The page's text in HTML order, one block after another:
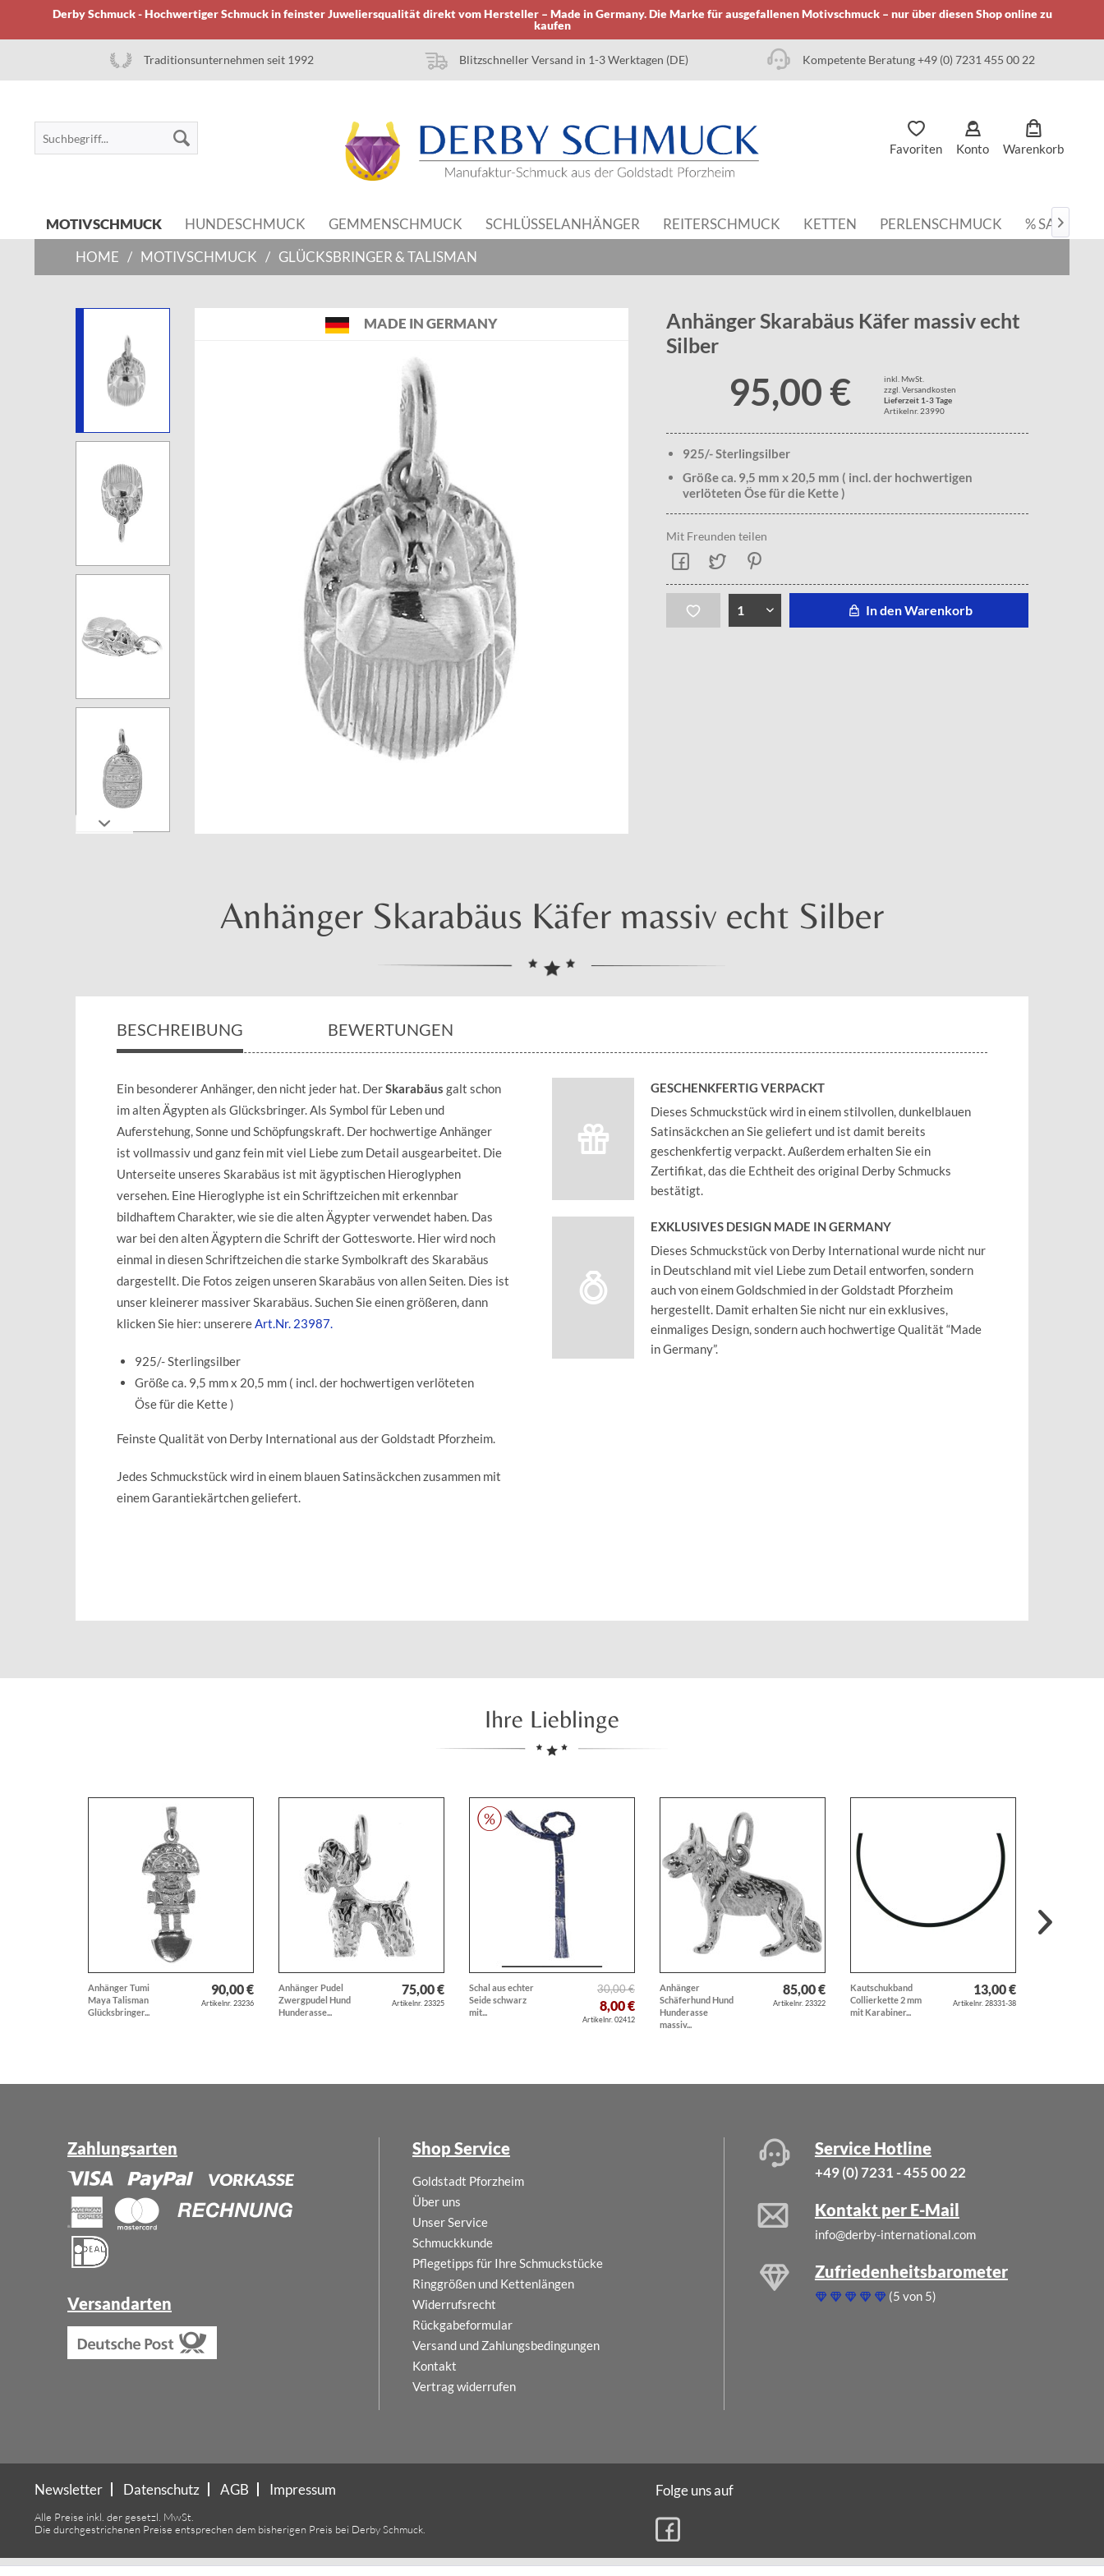
Derby Schmuck - Hochwertiger Schmuck in feinster Juweliersqualität direkt vom Hersteller – Made in Germany. Die Marke für ausgefallenen Motivschmuck – nur über diesen Shop online zu
kaufen
Traditionsunternehmen seit 1992 Blitzschneller Versand in 1-3 Werktagen (DE) Kompetente Beratung +49 (0) 7231 455 00 22
Favoriten Konto Warenkorb
MOTIVSCHMUCK HUNDESCHMUCK GEMMENSCHMUCK SCHLÜSSELANHÄNGER REITERSCHMUCK KETTEN PERLENSCHMUCK % SALE

HOME / MOTIVSCHMUCK / GLÜCKSBRINGER & TALISMAN
MADE IN GERMANY
Anhänger Skarabäus Käfer massiv echt
Silber
95,00 €
inkl. MwSt.
zzgl. Versandkosten
Lieferzeit 1-3 Tage
Artikelnr. 23990
925/- Sterlingsilber
Größe ca. 9,5 mm x 20,5 mm ( incl. der hochwertigen
verlöteten Öse für die Kette )
Mit Freunden teilen
In den Warenkorb
Anhänger Skarabäus Käfer massiv echt Silber
BESCHREIBUNG BEWERTUNGEN
Ein besonderer Anhänger, den nicht jeder hat. DerSkarabäus galt schon
im alten Ägypten als Glücksbringer. Als Symbol für Leben und
Auferstehung, Sonne und Schöpfungskraft. Der hochwertige Anhänger
ist vollmassiv und ganz fein mit viel Liebe zum Detail ausgearbeitet. Die
Unterseite unseres Skarabäus ist mit ägyptischen Hieroglyphen
versehen. Eine Hieroglyphe ist ein Schriftzeichen mit erkennbar
bildhaftem Charakter, wie sie die alten Ägypter verwendet haben. Das
war bei den alten Ägyptern die Schrift der Gottesworte. Hier wird noch
einmal in diesen Schriftzeichen die starke Symbolkraft des Skarabäus
dargestellt. Die Fotos zeigen unseren Skarabäus von allen Seiten. Dies ist
unser kleinerer massiver Skarabäus. Suchen Sie einen größeren, dann
klicken Sie hier: unserere Art.Nr. 23987.
925/- Sterlingsilber
Größe ca. 9,5 mm x 20,5 mm ( incl. der hochwertigen verlöteten
Öse für die Kette )
Feinste Qualität von Derby International aus der Goldstadt Pforzheim.
Jedes Schmuckstück wird in einem blauen Satinsäckchen zusammen mit
einem Garantiekärtchen geliefert.
GESCHENKFERTIG VERPACKT
Dieses Schmuckstück wird in einem stilvollen, dunkelblauen
Satinsäckchen an Sie geliefert und ist damit bereits
geschenkfertig verpackt. Außerdem erhalten Sie ein
Zertifikat, das die Echtheit des original Derby Schmucks
bestätigt.
EXKLUSIVES DESIGN MADE IN GERMANY
Dieses Schmuckstück von Derby International wurde nicht nur
in Deutschland mit viel Liebe zum Detail entworfen, sondern
auch von einem Goldschmied in der Goldstadt Pforzheim
hergestellt. Damit erhalten Sie nicht nur ein exklusives,
einmaliges Design, sondern auch hochwertige Qualität “Made
in Germany”.
Ihre Lieblinge
Anhänger Tumi
Maya Talisman
Glücksbringer...
90,00 €
Artikelnr. 23236
Anhänger Pudel
Zwergpudel Hund
Hunderasse...
75,00 €
Artikelnr. 23325
Schal aus echter
Seide schwarz
mit...
30,00 €
8,00 €
Artikelnr. 02412
Anhänger
Schäferhund Hund
Hunderasse
massiv...
85,00 €
Artikelnr. 23322
Kautschukband
Collierkette 2 mm
mit Karabiner...
13,00 €
Artikelnr. 28331-38
Zahlungsarten
Versandarten
Shop Service
Goldstadt Pforzheim
Über uns
Unser Service
Schmuckkunde
Pflegetipps für Ihre Schmuckstücke
Ringgrößen und Kettenlängen
Widerrufsrecht
Rückgabeformular
Versand und Zahlungsbedingungen
Kontakt
Vertrag widerrufen
Service Hotline
+49 (0) 7231 - 455 00 22
Kontakt per E-Mail
info@derby-international.com
Zufriedenheitsbarometer
(5 von 5)
Newsletter Datenschutz AGB Impressum
Alle Preise inkl. der gesetzl. MwSt.
Die durchgestrichenen Preise entsprechen dem bisherigen Preis bei Derby Schmuck.
Folge uns auf